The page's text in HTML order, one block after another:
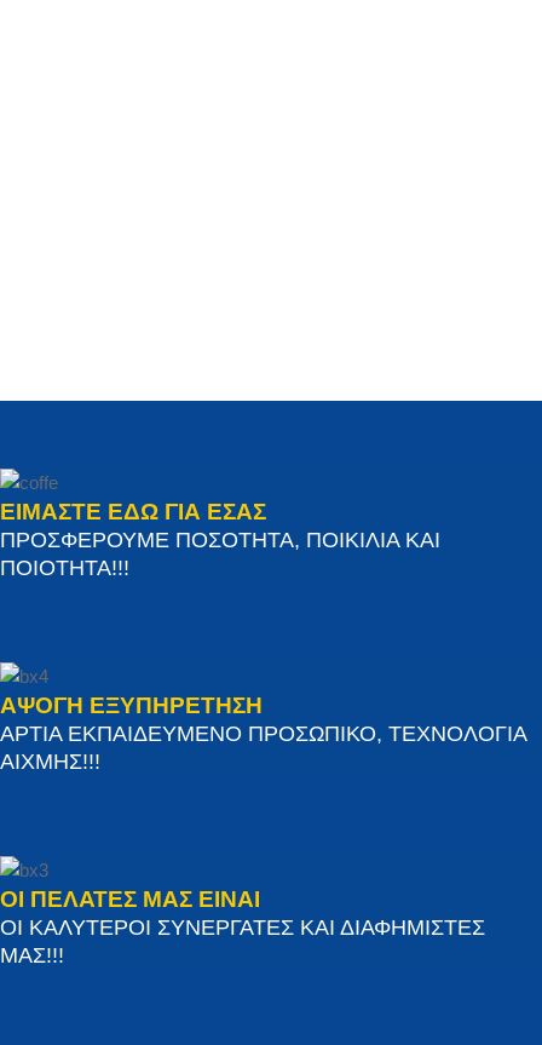
ΕΙΜΑΣΤΕ ΕΔΩ ΓΙΑ ΕΣΑΣ
ΠΡΟΣΦΕΡΟΥΜΕ ΠΟΣΟΤΗΤΑ, ΠΟΙΚΙΛΙΑ ΚΑΙ
ΠΟΙΟΤΗΤΑ!!!
ΑΨΟΓΗ ΕΞΥΠΗΡΕΤΗΣΗ
ΑΡΤΙΑ ΕΚΠΑΙΔΕΥΜΕΝΟ ΠΡΟΣΩΠΙΚΟ, ΤΕΧΝΟΛΟΓΙΑ
ΑΙΧΜΗΣ!!!
ΟΙ ΠΕΛΑΤΕΣ ΜΑΣ ΕΙΝΑΙ
ΟΙ ΚΑΛΥΤΕΡΟΙ ΣΥΝΕΡΓΑΤΕΣ ΚΑΙ ΔΙΑΦΗΜΙΣΤΕΣ
ΜΑΣ!!!